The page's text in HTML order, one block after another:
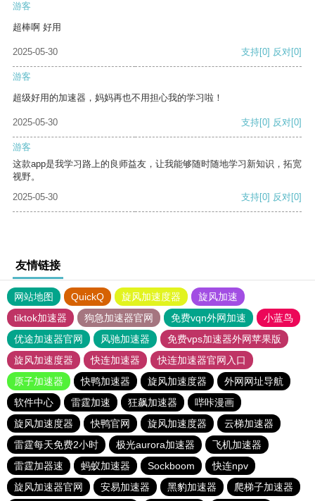
游客
超棒啊 好用
2025-05-30 支持[0] 反对[0]
游客
超级好用的加速器，妈妈再也不用担心我的学习啦！
2025-05-30 支持[0] 反对[0]
游客
这款app是我学习路上的良师益友，让我能够随时随地学习新知识，拓宽
视野。
2025-05-30
支持[0] 反对[0]
友情链接
网站地图 QuickQ 旋风加速度器
旋风加速
tiktok加速器
狗急加速器官网 免费vqn外网加速
小蓝鸟
优途加速器官网
风驰加速器
免费vps加速器外网苹果版
旋风加速度器
快连加速器
快连加速器官网入口
原子加速器
快鸭加速器 旋风加速度器
外网网址导航
软件中心
雷霆加速 狂飙加速器
哔咔漫画
旋风加速度器
快鸭官网 旋风加速度器
云梯加速器
雷霆每天免费2小时
极光aurora加速器
飞机加速器
雷霆加器速
蚂蚁加速器 Sockboom
快连npv
旋风加速器官网
安易加速器 黑豹加速器 爬梯子加速器